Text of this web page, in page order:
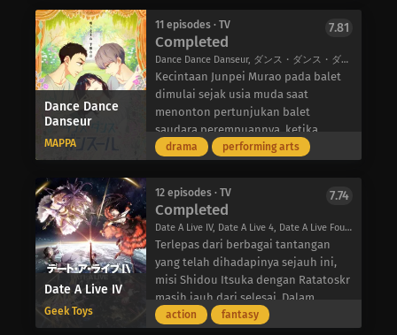
coba di Tokyo. Dalam lingkungan
yang asing dan dikelilingi oleh para
pemain berbakat, Ashito harus
mengeluarkan kemampuan
terbaiknya untuk membuktikan diri
dan meraih apa yang bisa jadi
merupakan karier yang mengubah
hidupnya.
pemain golf berbakat yang datang ke
negara Nafrece untuk mengikuti
turnamen golf. Berbekal bakat dan
terlahir di lingkungan yang
sempurna untuk bermain golf, Aoi, si
“Tiran Tak Bersalah”, dengan tenang
menghancurkan musuh-musuhnya
dengan senyum cerah di wajahnya.
Setelah pertandingan yang
dan Aoi menjadi tertarik satu sama
lain dan berjanji untuk bertanding
lagi suatu hari nanti. Saat
pendekatan Eve yang agresif dan
berani mengambil risiko menantang
gaya bermain Aoi yang elit dan
mantap, kedua pemain jenius ini
mungkin bisa membawa golf ke level
Dance Dance
Danseur
MAPPA
11 episodes · TV
Completed
Dance Dance Danseur, ダンス・ダンス・ダンスール
7.81
Kecintaan Junpei Murao pada balet
dimulai sejak usia muda saat
menonton pertunjukan balet
saudara perempuannya, ketika
seorang penari balet pria menarik
tidak ada yang lebih buruk daripada
teman-temannya yang mengetahui
tentang kecintaannya pada balet dan
menganggapnya banci. Itulah
sebabnya ia bergabung dengan klub
sepak bola, berlatih Jeet Kune Do,
dan berniat mengikuti jejak ayahnya
untuk menjadi koordinator akrobat:
drama performing arts
Date A Live IV
Geek Toys
12 episodes · TV
Completed
Date A Live IV, Date A Live 4, Date A Live Fourth Season, DAL 4, デート・ア・ライブⅣ
7.74
Terlepas dari berbagai tantangan
yang telah dihadapinya sejauh ini,
misi Shidou Itsuka dengan Ratatoskr
masih jauh dari selesai. Dalam
sebuah perjalanan yang berbeda dari
action fantasy